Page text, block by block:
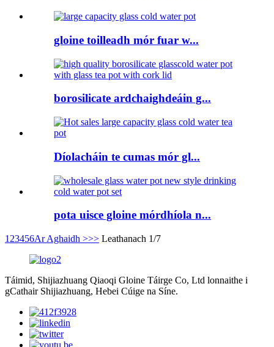
gloine toilleadh mór fuar w...
borosilicate ardchaighdeáin g...
Díolacháin te cumas mór gl...
pota uisce gloine mórdhíola n...
1 23456Ar Aghaidh >>> Leathanach 1/7
Táimid, Shijiazhuang Qiaoqi Gloine Táirge Co, Ltd lonnaithe i
gCathair Shijiazhuang, Hebei Cúige na Síne.